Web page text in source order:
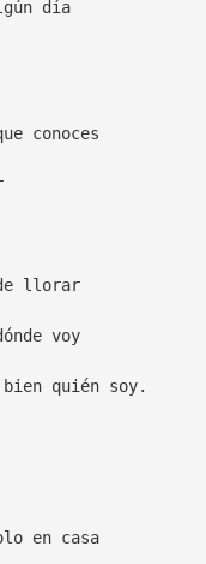
día
conoces
llorar
voy
bien quién soy.
en casa